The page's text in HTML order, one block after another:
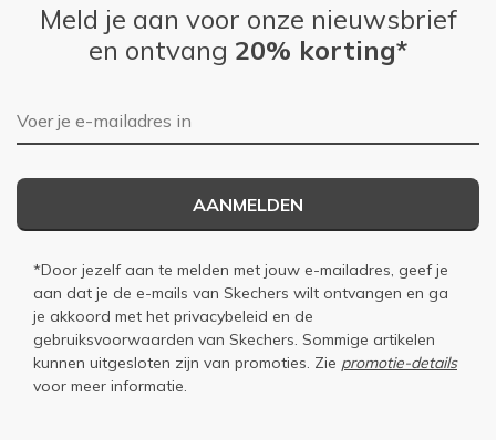
Meld je aan voor onze nieuwsbrief
en ontvang 20% korting*
E-mailadres
AANMELDEN
*Door jezelf aan te melden met jouw e-mailadres, geef je
aan dat je de e-mails van Skechers wilt ontvangen en ga
je akkoord met het privacybeleid en de
gebruiksvoorwaarden van Skechers. Sommige artikelen
kunnen uitgesloten zijn van promoties. Zie promotie-details
voor meer informatie.